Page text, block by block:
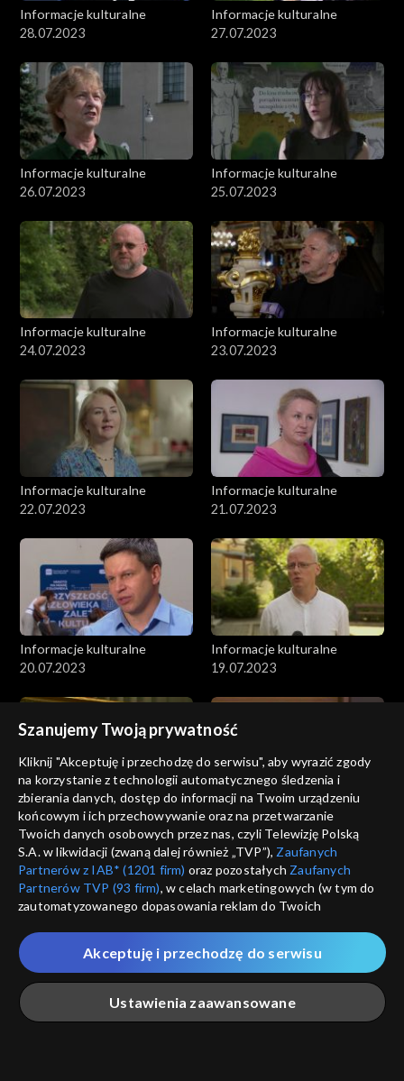
Informacje kulturalne
28.07.2023
Informacje kulturalne
27.07.2023
Informacje kulturalne
26.07.2023
Informacje kulturalne
25.07.2023
Informacje kulturalne
24.07.2023
Informacje kulturalne
23.07.2023
Informacje kulturalne
22.07.2023
Informacje kulturalne
21.07.2023
Informacje kulturalne
20.07.2023
Informacje kulturalne
19.07.2023
Informacje kulturalne
18.07.2023
Informacje kulturalne
17.07.2023
Informacje kulturalne
16.07.2023
Informacje kulturalne
15.07.2023
Szanujemy Twoją prywatność
Kliknij "Akceptuję i przechodzę do serwisu", aby wyrazić zgody
na korzystanie z technologii automatycznego śledzenia i
zbierania danych, dostęp do informacji na Twoim urządzeniu
końcowym i ich przechowywanie oraz na przetwarzanie
Twoich danych osobowych przez nas, czyli Telewizję Polską
S.A. w likwidacji (zwaną dalej również „TVP”), Zaufanych
Partnerów z IAB* (1201 firm) oraz pozostałych Zaufanych
Partnerów TVP (93 firm), w celach marketingowych (w tym do
zautomatyzowanego dopasowania reklam do Twoich
które wskazujemy poniżej, a także zgody na udostępnianie
przez nas identyfikatora PPID do Google.
Twoje dane osobowe zbierane podczas odwiedzania przez
Ciebie naszych
poszczególnych serwisówzwanych dalej
„Portalem”, w tym informacje zapisywane za pomocą
Ustawienia zaawansowane
Akceptuję i przechodzę do serwisu